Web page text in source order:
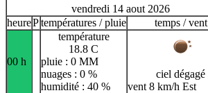
vendredi 14 aout 2026
heurePtempératures / pluie temps / vent
00 h
température
18.8 C
pluie : 0 MM
nuages : 0 %
humidité : 40 %
ciel dégagé
vent 8 km/h Est